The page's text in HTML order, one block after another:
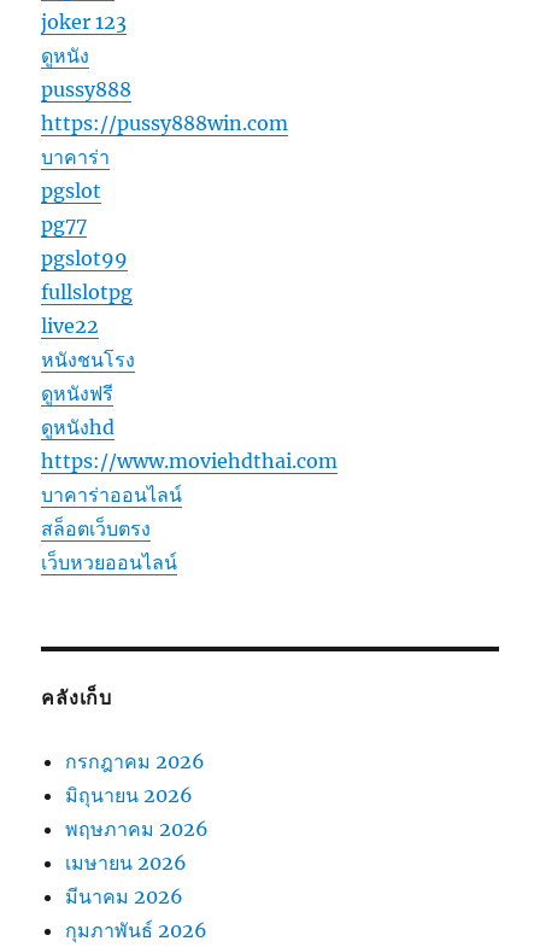
joker 123
ดูหนัง
pussy888
https://pussy888win.com
บาคาร่า
pgslot
pg77
pgslot99
fullslotpg
live22
หนังชนโรง
ดูหนังฟรี
ดูหนังhd
https://www.moviehdthai.com
บาคาร่าออนไลน์
สล็อตเว็บตรง
เว็บหวยออนไลน์
คลังเก็บ
กรกฎาคม 2026
มิถุนายน 2026
พฤษภาคม 2026
เมษายน 2026
มีนาคม 2026
กุมภาพันธ์ 2026